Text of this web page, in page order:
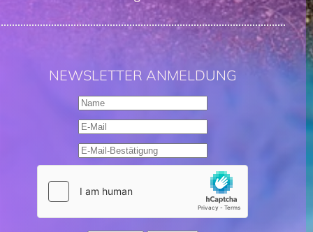
NEWSLETTER ANMELDUNG